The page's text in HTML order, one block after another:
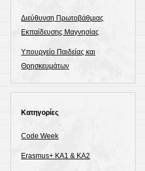
Διεύθυνση Πρωτοβάθμιας
Εκπαίδευσης Μαγνησίας
Υπουργείο Παιδείας και
Θρησκευμάτων
Kατηγορίες
Code Week
Erasmus+ KA1 & ΚΑ2